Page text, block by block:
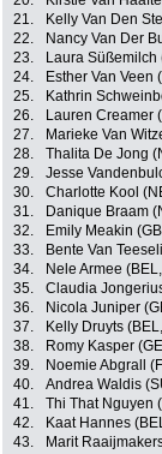
21.
Kelly Van Den
22.
Nancy Van Der
23.
Laura Süßemilch
24.
Esther Van Veen
25.
Kathrin
26.
Lauren Creamer
27.
Marieke Van
28.
Thalita De Jong
29.
Jesse
30.
Charlotte Kool
31.
Danique Braam
32.
Emily Meakin
33.
Bente Van
34.
Nele Armee
35.
Claudia
36.
Nicola Juniper
37.
Kelly Druyts
38.
Romy Kasper
39.
Noemie Abgrall
40.
Andrea Waldis
41.
Thi That Nguyen
42.
Kaat Hannes
43.
Marit